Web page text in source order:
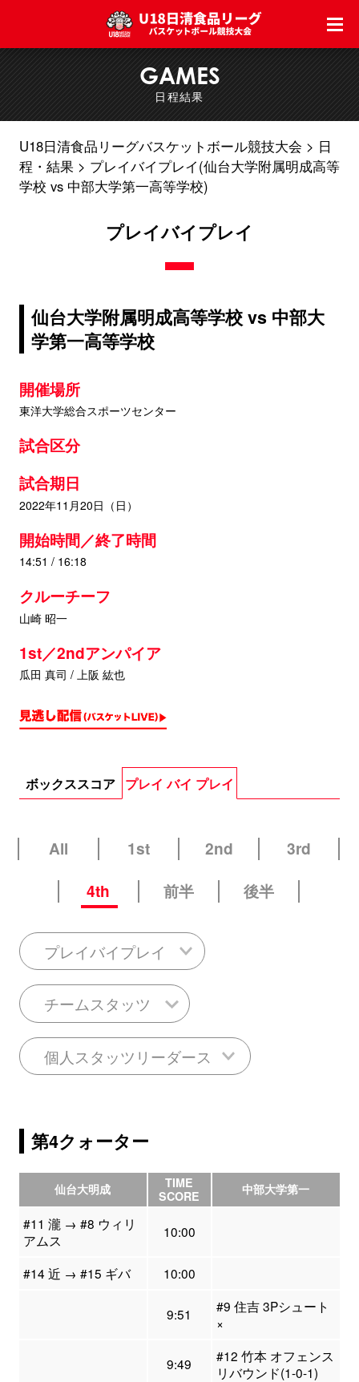
GAMES
日程結果
U18日清食品リーグバスケットボール競技大会
日
程・結果
プレイバイプレイ(仙台大学附属明成高等
学校 vs 中部大学第一高等学校)
プレイバイプレイ
仙台大学附属明成高等学校 vs 中部大
学第一高等学校
開催場所
東洋大学総合スポーツセンター
試合区分
試合期日
2022年11月20日（日）
開始時間／終了時間
14:51 / 16:18
クルーチーフ
山崎 昭一
1st／2ndアンパイア
瓜田 真司 / 上阪 紘也
ボックススコア プレイ バイ プレイ
All 1st 2nd
3rd
4th
前半 後半
プレイバイプレイ
チームスタッツ
個人スタッツリーダース
第4クォーター
仙台大明成
TIME
SCORE
中部大学第一
#11 瀧 → #8 ウィリ
アムス
10:00
#14 近 → #15 ギバ 10:00
9:51
#9 住吉 3Pシュート
×
9:49
#12 竹本 オフェンス
リバウンド(1-0-1)